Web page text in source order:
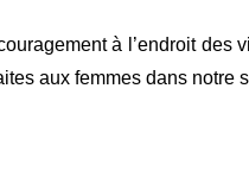
à l’endroit
aux femmes dans notre